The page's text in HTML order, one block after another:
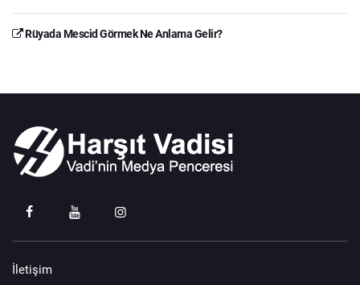
Rüyada Mescid Görmek Ne Anlama Gelir?
İletişim